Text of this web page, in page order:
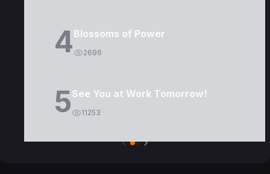
4Blossoms of Power
2696
5See You at Work Tomorrow!
11253